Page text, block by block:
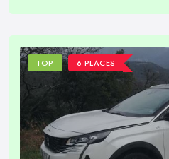
TOP 6 PLACES